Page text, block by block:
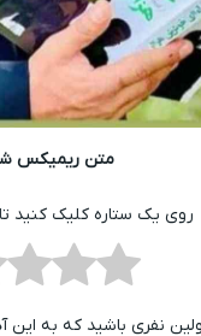
متن ریمیکس
روی یک ستاره کلیک کنید
نفری باشید که به این